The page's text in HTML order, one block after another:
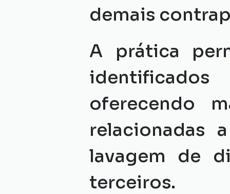
demais
A prática
oferecendo
relacionadas
lavagem de
terceiros.